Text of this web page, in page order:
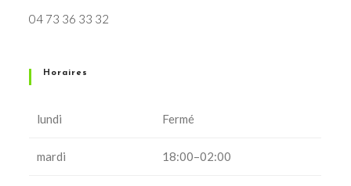
04 73 36 33 32
Horaires
lundi Fermé
mardi 18:00–02:00